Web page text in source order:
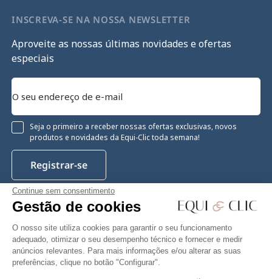
Continue sem consentimento
Gestão de cookies
O nosso site utiliza cookies para garantir o seu funcionamento
adequado, otimizar o seu desempenho técnico e fornecer e medir
anúncios relevantes. Para mais informações e/ou alterar as suas
preferências, clique no botão "Configurar".
INSCREVA-SE NA NOSSA NEWSLETTER
Aproveite as nossas últimas novidades e ofertas
especiais
Seja o primeiro a receber nossas ofertas exclusivas, novos
produtos e novidades da Equi-Clic toda semana!
Registrar-se
Facebook Twitter
YouTube
Pinterest
Instagram